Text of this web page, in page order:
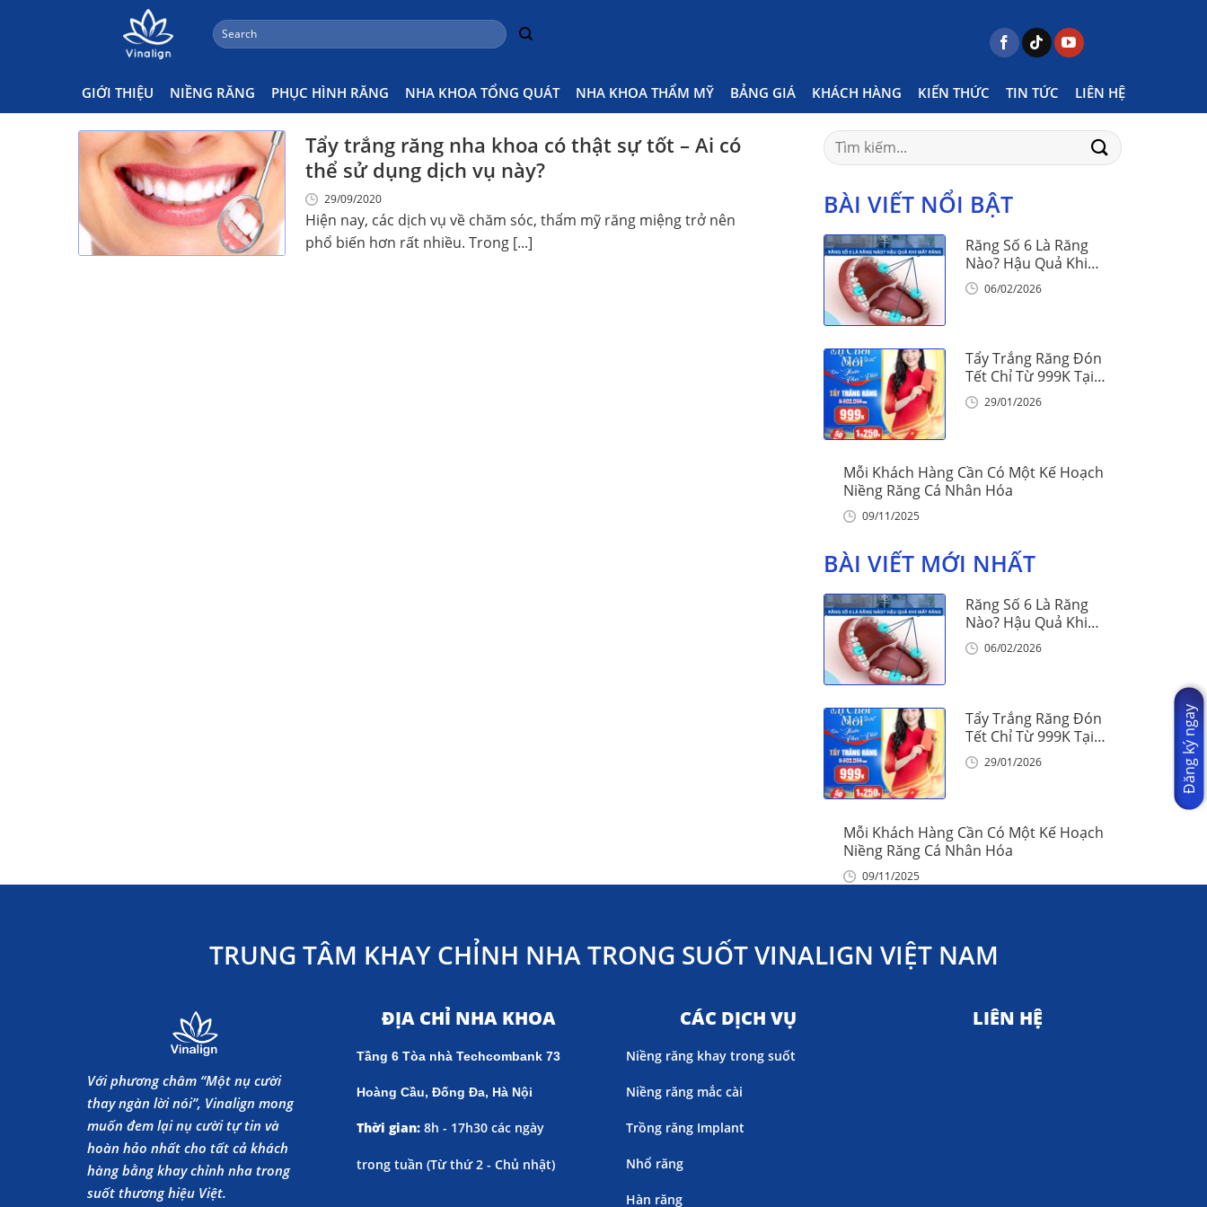
Search
for:
GIỚI THIỆU NIỀNG RĂNG PHỤC HÌNH RĂNG NHA KHOA TỔNG QUÁT NHA KHOA THẨM MỸ BẢNG GIÁ KHÁCH HÀNG KIẾN THỨC TIN TỨC LIÊN HỆ
Tẩy Trắng Răng Có Những Quy Trình Nào Posts tagged "tẩy trắng răng có những quy trình nào"
Tẩy trắng răng nha khoa có thật sự tốt – Ai có
thể sử dụng dịch vụ này?
29/09/2020
Hiện nay, các dịch vụ về chăm sóc, thẩm mỹ răng miệng trở nên
phổ biến hơn rất nhiều. Trong [...]
Search
for:
BÀI VIẾT NỔI BẬT
Răng Số 6 Là Răng
Nào? Hậu Quả Khi
Mất Răng Số 6
06/02/2026
Tẩy Trắng Răng Đón
Tết Chỉ Từ 999K Tại
Nha Khoa Vinalign
29/01/2026
Mỗi Khách Hàng Cần Có Một Kế Hoạch
Niềng Răng Cá Nhân Hóa
09/11/2025
BÀI VIẾT MỚI NHẤT
Răng Số 6 Là Răng
Nào? Hậu Quả Khi
Mất Răng Số 6
06/02/2026
Tẩy Trắng Răng Đón
Tết Chỉ Từ 999K Tại
Nha Khoa Vinalign
29/01/2026
Mỗi Khách Hàng Cần Có Một Kế Hoạch
Niềng Răng Cá Nhân Hóa
09/11/2025
TRUNG TÂM KHAY CHỈNH NHA TRONG SUỐT VINALIGN VIỆT NAM
Với phương châm “Một nụ cười
thay ngàn lời nói”, Vinalign mong
muốn đem lại nụ cười tự tin và
hoàn hảo nhất cho tất cả khách
hàng bằng khay chỉnh nha trong
suốt thương hiệu Việt.
ĐỊA CHỈ NHA KHOA
Tầng 6 Tòa nhà Techcombank 73
Hoàng Cầu, Đống Đa, Hà Nội
Thời gian: 8h - 17h30 các ngày
trong tuần (Từ thứ 2 - Chủ nhật)
CÁC DỊCH VỤ
Niềng răng khay trong suốt
Niềng răng mắc cài
Trồng răng Implant
Nhổ răng
Hàn răng
LIÊN HỆ
Đăng ký ngay